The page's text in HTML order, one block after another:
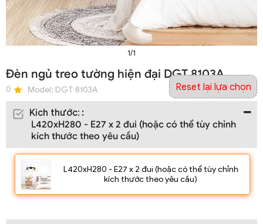
1/1
Đèn ngủ treo tường hiện đại DGT 8103A
0 Model: DGT 8103A
Kích thước: :
L420xH280 - E27 x 2 đui (hoặc có thể tùy chỉnh
kích thước theo yêu cầu)
L420xH280 - E27 x 2 đui (hoặc có thể tùy chỉnh
kích thước theo yêu cầu)
Reset lại lựa chọn